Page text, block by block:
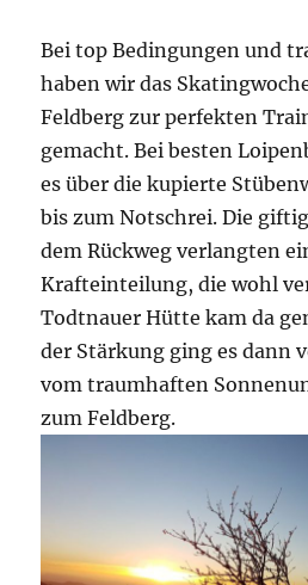
Bei top Bedingungen und
haben wir das
Feldberg zur perfekten
gemacht. Bei besten
es über die kupierte
bis zum Notschrei. Die
dem Rückweg verlangten
Krafteinteilung, die wohl
Todtnauer Hütte kam da
der Stärkung ging es dann
vom traumhaften
zum Feldberg.